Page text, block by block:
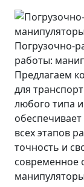
Погрузочно-
работы:
Предлагаем
для
любого типа
всех этапов
точность и
современное